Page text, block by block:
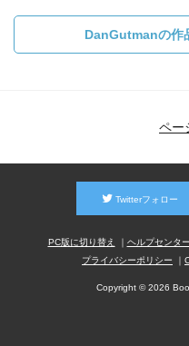
DanGutmanの作
ペー
Twitterフォロー
PC版に切り替え ヘルプセンター
プライバシーポリシー
Copyright © 2026